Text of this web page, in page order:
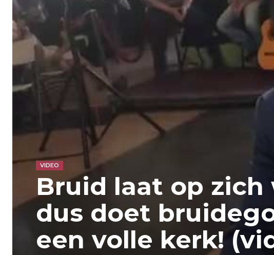
VIDEO
Bruid laat op zich
dus doet
een volle kerk!